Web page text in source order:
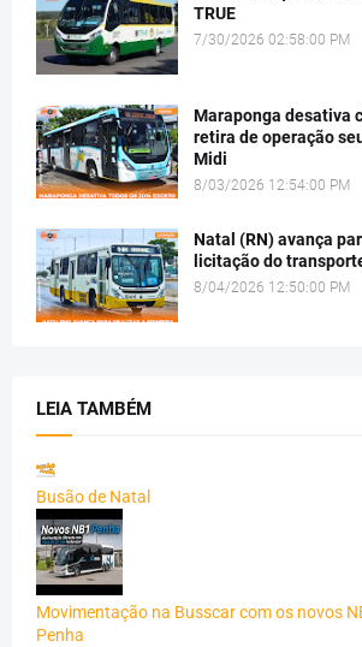
TRUE
7/30/2026 02:58:00 PM
Maraponga desativa
retira de operação
Midi
8/03/2026 12:54:00 PM
Natal (RN) avança
licitação do
8/04/2026 12:50:00 PM
LEIA TAMBÉM
Busão de Natal
Movimentação na Busscar com os novos
Penha